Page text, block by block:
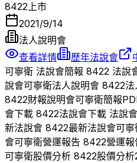
8422上市
2021/9/14
法人說明會
查看詳情
歷年法說會
可寧衛 法說會簡報 8422 法說
說會可寧衛法人說明會 8422法
8422財報說明會可寧衛簡報
會下載 8422法說會下載 法說會
新法說會 8422最新法說會可寧
會可寧衛營運報告 8422營運
可寧衛股價分析 8422股價分析